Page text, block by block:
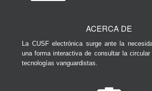
ACERCA DE
La CUSF electrónica surge ante la
una forma interactiva de consultar la circular
tecnologías vanguardistas.